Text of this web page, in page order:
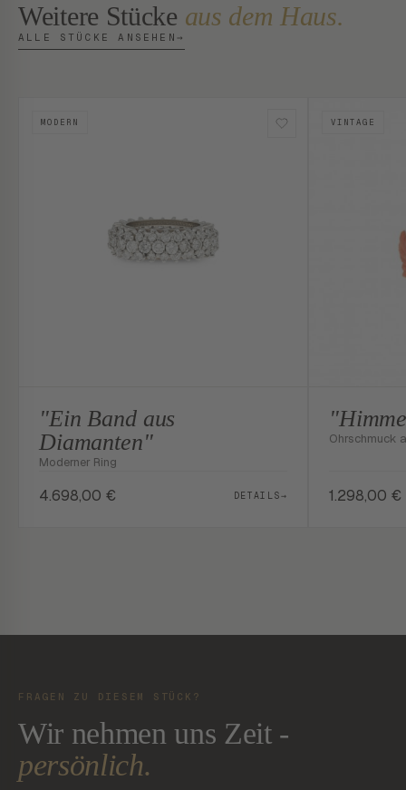
Weitere Stücke aus dem Haus.
ALLE STÜCKE ANSEHEN →
MODERN
"Ein Band aus
Diamanten"
Moderner Ring
4.698,00 € DETAILS→
VINTAGE
Ohrschmuck
1.298,00 €
FRAGEN ZU DIESEM STÜCK?
Wir nehmen uns Zeit -
persönlich.